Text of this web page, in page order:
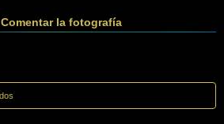
Comentar la fotografía